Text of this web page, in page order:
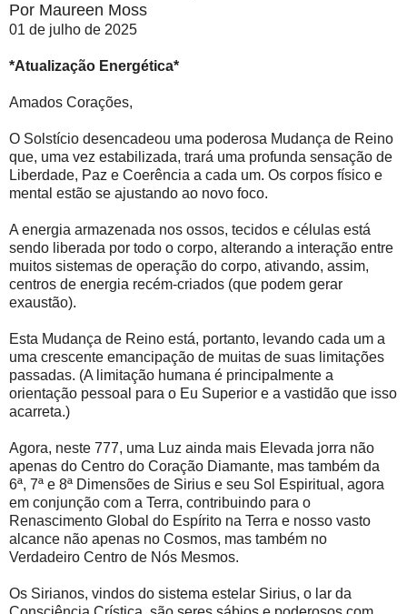
Por Maureen Moss
01 de julho de 2025
*Atualização Energética*
Amados Corações,
O Solstício desencadeou uma poderosa Mudança de Reino
que, uma vez estabilizada, trará uma profunda sensação de
Liberdade, Paz e Coerência a cada um. Os corpos físico e
mental estão se ajustando ao novo foco.
A energia armazenada nos ossos, tecidos e células está
sendo liberada por todo o corpo, alterando a interação entre
muitos sistemas de operação do corpo, ativando, assim,
centros de energia recém-criados (que podem gerar
exaustão).
Esta Mudança de Reino está, portanto, levando cada um a
uma crescente emancipação de muitas de suas limitações
passadas. (A limitação humana é principalmente a
orientação pessoal para o Eu Superior e a vastidão que isso
acarreta.)
Agora, neste 777, uma Luz ainda mais Elevada jorra não
apenas do Centro do Coração Diamante, mas também da
6ª, 7ª e 8ª Dimensões de Sirius e seu Sol Espiritual, agora
em conjunção com a Terra, contribuindo para o
Renascimento Global do Espírito na Terra e nosso vasto
alcance não apenas no Cosmos, mas também no
Verdadeiro Centro de Nós Mesmos.
Os Sirianos, vindos do sistema estelar Sirius, o lar da